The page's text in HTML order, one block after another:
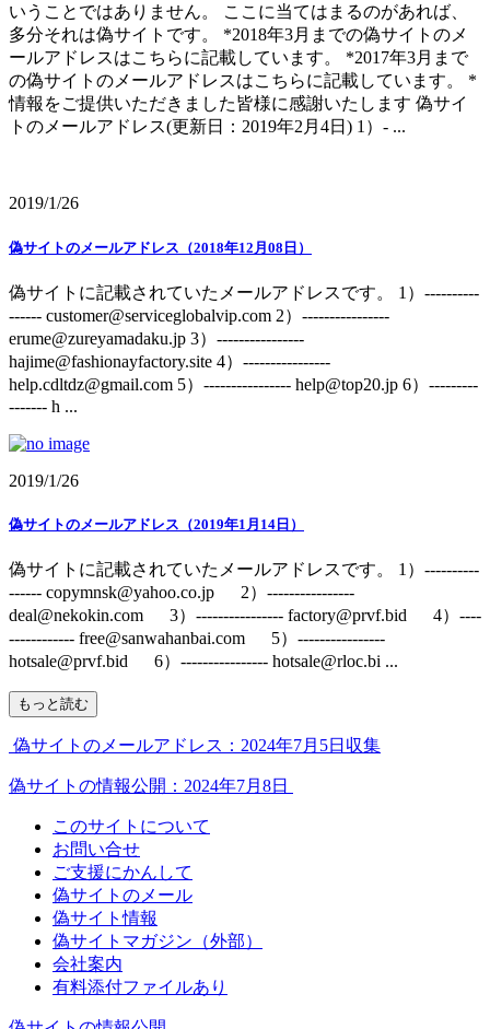
いうことではありません。 ここに当てはまるのがあれば、
多分それは偽サイトです。 *2018年3月までの偽サイトのメ
ールアドレスはこちらに記載しています。 *2017年3月まで
の偽サイトのメールアドレスはこちらに記載しています。 *
情報をご提供いただきました皆様に感謝いたします 偽サイ
トのメールアドレス(更新日：2019年2月4日) 1）- ...
2019/1/26
偽サイトのメールアドレス（2018年12月08日）
偽サイトに記載されていたメールアドレスです。 1）----------
------ customer@serviceglobalvip.com 2）----------------
erume@zureyamadaku.jp 3）----------------
hajime@fashionayfactory.site 4）----------------
help.cdltdz@gmail.com 5）---------------- help@top20.jp 6）---------
------- h ...
2019/1/26
偽サイトのメールアドレス（2019年1月14日）
偽サイトに記載されていたメールアドレスです。 1）----------
------ copymnsk@yahoo.co.jp 2）----------------
deal@nekokin.com 3）---------------- factory@prvf.bid 4）----
------------ free@sanwahanbai.com 5）----------------
hotsale@prvf.bid 6）---------------- hotsale@rloc.bi ...
もっと読む
偽サイトのメールアドレス：2024年7月5日収集
偽サイトの情報公開：2024年7月8日
このサイトについて
お問い合せ
ご支援にかんして
偽サイトのメール
偽サイト情報
偽サイトマガジン（外部）
会社案内
有料添付ファイルあり